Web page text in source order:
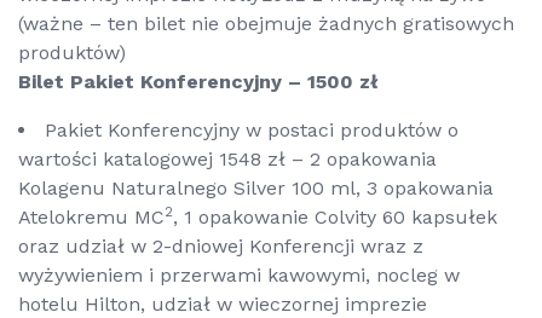
(ważne – ten bilet nie obejmuje żadnych gratisowych
produktów)
Bilet Pakiet Konferencyjny – 1500 zł
Pakiet Konferencyjny w postaci produktów o
wartości katalogowej 1548 zł – 2 opakowania
Kolagenu Naturalnego Silver 100 ml, 3 opakowania
Atelokremu MC2, 1 opakowanie Colvity 60 kapsułek
oraz udział w 2-dniowej Konferencji wraz z
wyżywieniem i przerwami kawowymi, nocleg w
hotelu Hilton, udział w wieczornej imprezie